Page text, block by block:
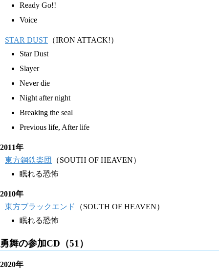
Ready Go!!
Voice
STAR DUST （IRON ATTACK!）
Star Dust
Slayer
Never die
Night after night
Breaking the seal
Previous life, After life
2011年
東方鋼鉄楽団
（SOUTH OF HEAVEN）
眠れる恐怖
2010年
東方ブラックエンド
（SOUTH OF HEAVEN）
眠れる恐怖
勇舞の参加CD（51）
2020年